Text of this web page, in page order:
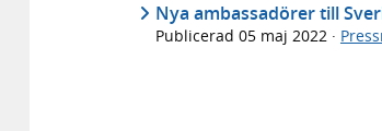
Nya ambassadörer till
Publicerad 05 maj 2022 ·